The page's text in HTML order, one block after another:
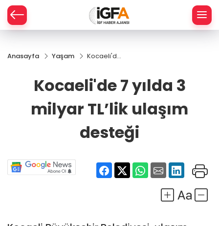
Anasayfa Yaşam
Kocaeli'de
TL’lik
desteği
Kocaeli'de 7 yılda 3
milyar TL’lik ulaşım
desteği